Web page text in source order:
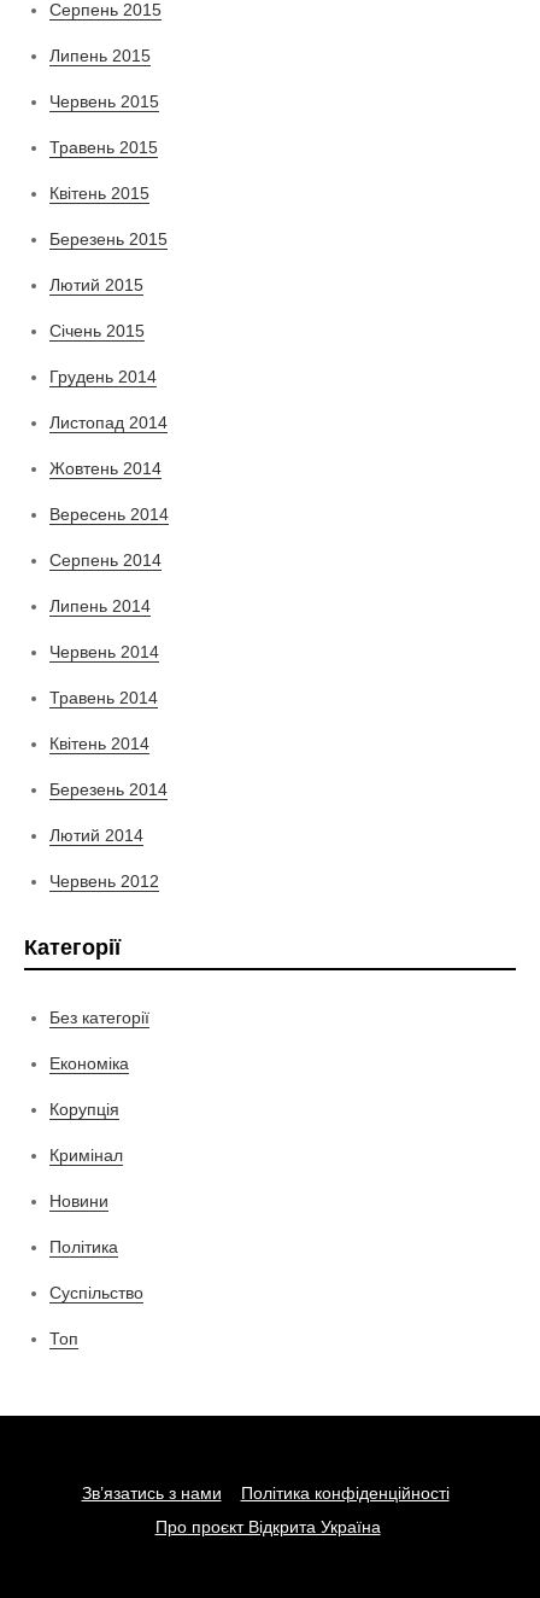
Серпень 2015
Липень 2015
Червень 2015
Травень 2015
Квітень 2015
Березень 2015
Лютий 2015
Січень 2015
Грудень 2014
Листопад 2014
Жовтень 2014
Вересень 2014
Серпень 2014
Липень 2014
Червень 2014
Травень 2014
Квітень 2014
Березень 2014
Лютий 2014
Червень 2012
Категорії
Без категорії
Економіка
Корупція
Кримінал
Новини
Політика
Суспільство
Топ
Зв’язатись з нами
Політика конфіденційності
Про проєкт Відкрита Україна